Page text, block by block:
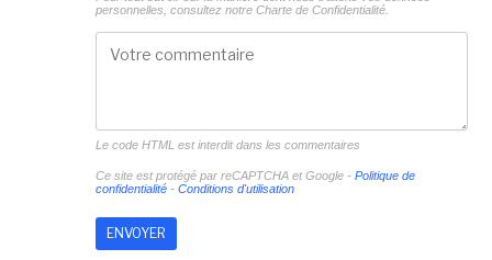
personnelles, consultez notre Charte de Confidentialité.
Le code HTML est interdit dans les commentaires
Ce site est protégé par reCAPTCHA et Google - Politique de
confidentialité- Conditions d'utilisation